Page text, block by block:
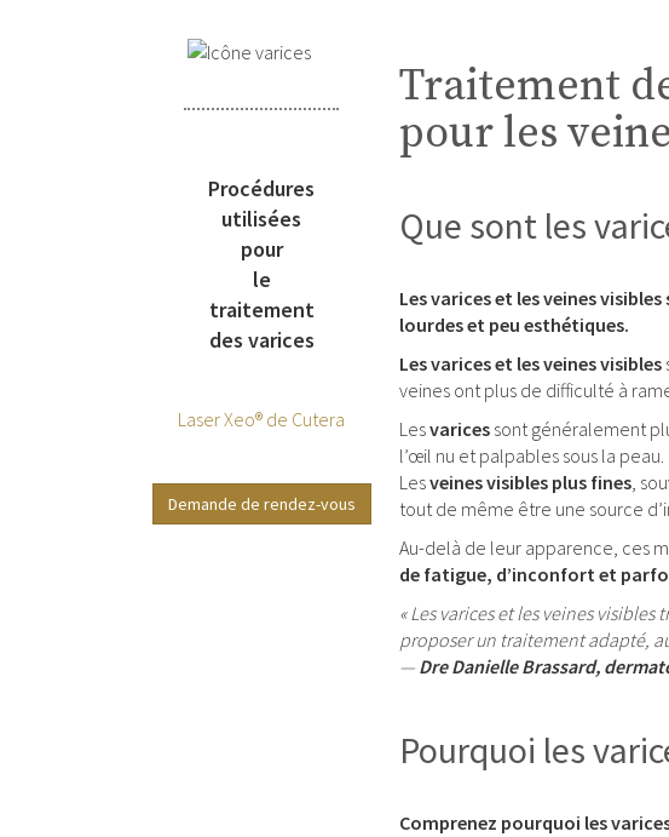
Procédures
utilisées
pour
le
traitement
des varices
Laser Xeo® de Cutera
Demande de rendez-vous
Traitement
pour les
Que sont les
Les varices et les veines
lourdes et peu esthétiques.
Les varices et les veines visibles
veines ont plus de difficulté à
Lesvarices sont généralement
l’œil nu et palpables sous la peau.
Lesveines visibles plus fines,
tout de même être une source
Au-delà de leur apparence, ces
de fatigue, d’inconfort et
« Les varices et les veines
proposer un traitement adapté,
— Dre Danielle Brassard,
Pourquoi les
Comprenez pourquoi les